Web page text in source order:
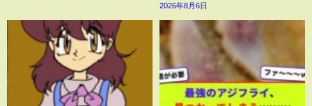
2026年8月6日